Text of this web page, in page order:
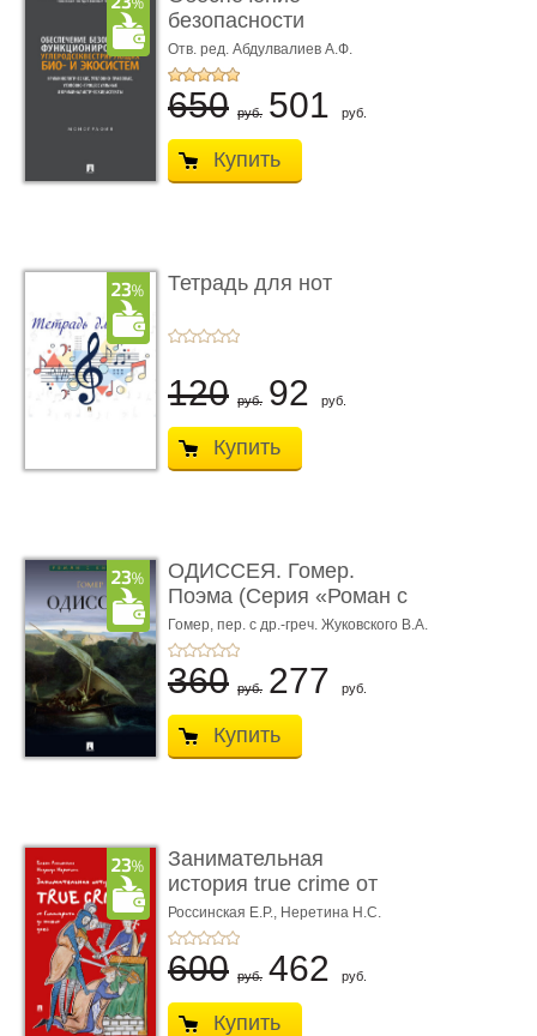
безопасности
функционирования уг
...
Отв. ред. Абдулвалиев А.Ф.
650 руб. 501 руб.
Купить
Тетрадь для нот
120 руб. 92 руб.
Купить
ОДИССЕЯ. Гомер.
Поэма (Серия «Роман с
книгой»)
Гомер, пер. с др.-греч. Жуковского В.А.
360 руб. 277 руб.
Купить
Занимательная
история true crime от
Гиппократа до � ...
Россинская Е.Р., Неретина Н.С.
600 руб. 462 руб.
Купить